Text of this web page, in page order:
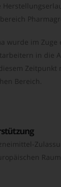
wurde im
in die
Bereich.
Raum